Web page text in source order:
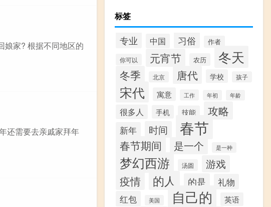
娘家? 根据不同地区的
还需要去亲戚家拜年
标签
专业 中国 习俗 作者
你可以 元宵节 农历 冬天
冬季 北京 唐代 学校 孩子
宋代 寓意 工作 年初 年龄
很多人 手机 技能 攻略
新年 时间 春节
春节期间 是一个 是一种
梦幻西游 汤圆 游戏
疫情 的人 的是
礼物
红包
美国 自己的 英语